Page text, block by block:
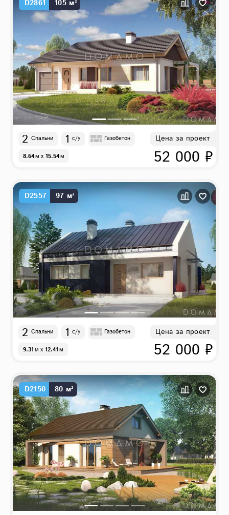
D2861 105 м²
2 Спальни 1 с/у Газобетон
8.64м x 15.54м
Цена за проект
52 000 ₽
D2557 97 м²
2 Спальни 1 с/у Газобетон
9.31м x 12.41м
Цена за проект
52 000 ₽
D2150 80 м²